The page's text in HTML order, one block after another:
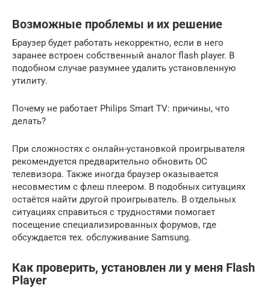
Возможные проблемы и их решение
Браузер будет работать некорректно, если в него
заранее встроен собственный аналог flash player. В
подобном случае разумнее удалить установленную
утилиту.
Почему не работает Philips Smart TV: причины, что
делать?
При сложностях с онлайн-установкой проигрывателя
рекомендуется предварительно обновить ОС
телевизора. Также иногда браузер оказывается
несовместим с флеш плеером. В подобных ситуациях
остаётся найти другой проигрыватель. В отдельных
ситуациях справиться с трудностями помогает
посещение специализированных форумов, где
обсуждается тех. обслуживание Samsung.
Как проверить, установлен ли у меня Flash
Player